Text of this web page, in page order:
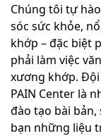
Chúng tôi tự
sóc sức khỏe,
khớp – đặc biệt
phải làm việc
xương khớp. Đội
PAIN Center là
đào tạo bài
bạn những liệu